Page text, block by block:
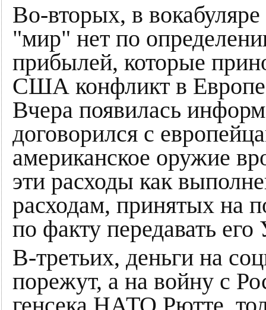
Во-вторых, в
"мир" нет по
прибылей, которые
США конфликт в
Вчера появилась
договорился с
американское оружие
эти расходы как
расходам, принятых на
по факту передавать его
В-третьих, деньги на
порежут, а на войну с